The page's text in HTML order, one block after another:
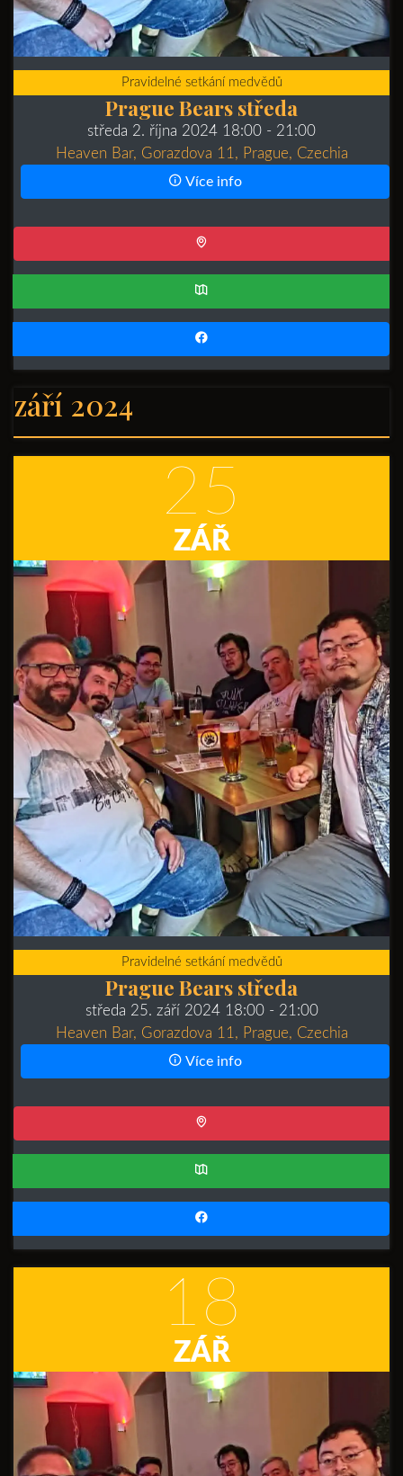
Pravidelné setkání medvědů
Prague Bears středa
středa 2. října 2024 18:00 - 21:00
Heaven Bar, Gorazdova 11, Prague, Czechia
Více info
září 2024
25
ZÁŘ
Pravidelné setkání medvědů
Prague Bears středa
středa 25. září 2024 18:00- 21:00
Heaven Bar, Gorazdova 11, Prague, Czechia
Více info
18
ZÁŘ